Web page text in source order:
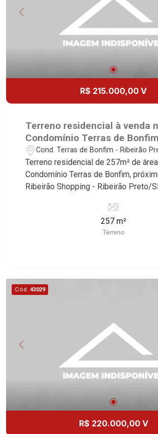
R$ 215.000,00 V
Terreno residencial à venda
Condomínio Terras de
ao Ribeirão Shopping -
Preto/SP.
Cond. Terras de Bonfim - Ribeirão
Terreno residencial de 257m² de
Condomínio Terras de Bonfim,
Ribeirão Shopping - Ribeirão Preto/SP.
Imobiliária selecionou para você: - 257m² de área
terreno - Plano - Condomínio fechado
257 m²
Terreno
Cód. 43029
R$ 220.000,00 V